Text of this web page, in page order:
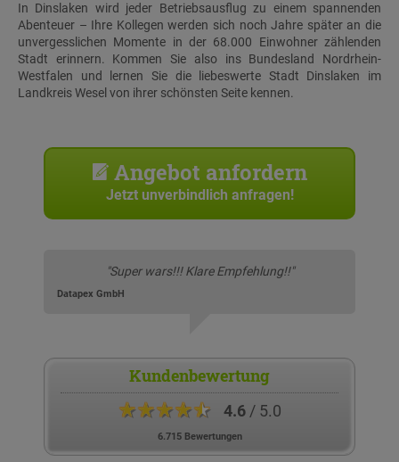
In Dinslaken wird jeder Betriebsausflug zu einem spannenden
Abenteuer – Ihre Kollegen werden sich noch Jahre später an die
unvergesslichen Momente in der 68.000 Einwohner zählenden
Stadt erinnern. Kommen Sie also ins Bundesland Nordrhein-
Westfalen und lernen Sie die liebeswerte Stadt Dinslaken im
Landkreis Wesel von ihrer schönsten Seite kennen.
Angebot anfordern
Jetzt unverbindlich anfragen!
"Super wars!!! Klare Empfehlung!!"
Datapex GmbH
Kundenbewertung
★★★★★ 4.6/ 5.0
6.715 Bewertungen